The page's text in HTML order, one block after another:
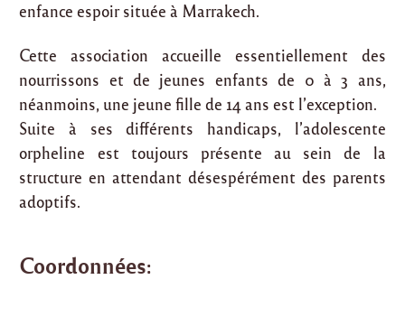
enfance espoir située à Marrakech.
Cette association accueille essentiellement des
nourrissons et de jeunes enfants de 0 à 3 ans,
néanmoins, une jeune fille de 14 ans est l’exception.
Suite à ses différents handicaps, l’adolescente
orpheline est toujours présente au sein de la
structure en attendant désespérément des parents
adoptifs.
Coordonnées: